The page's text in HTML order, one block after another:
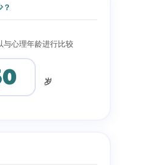
与心理年龄进行比较
岁